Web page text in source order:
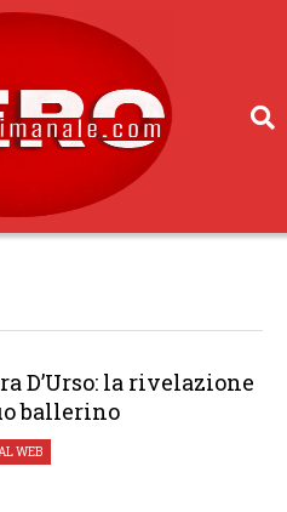
D’Urso: la rivelazione
ballerino
WEB